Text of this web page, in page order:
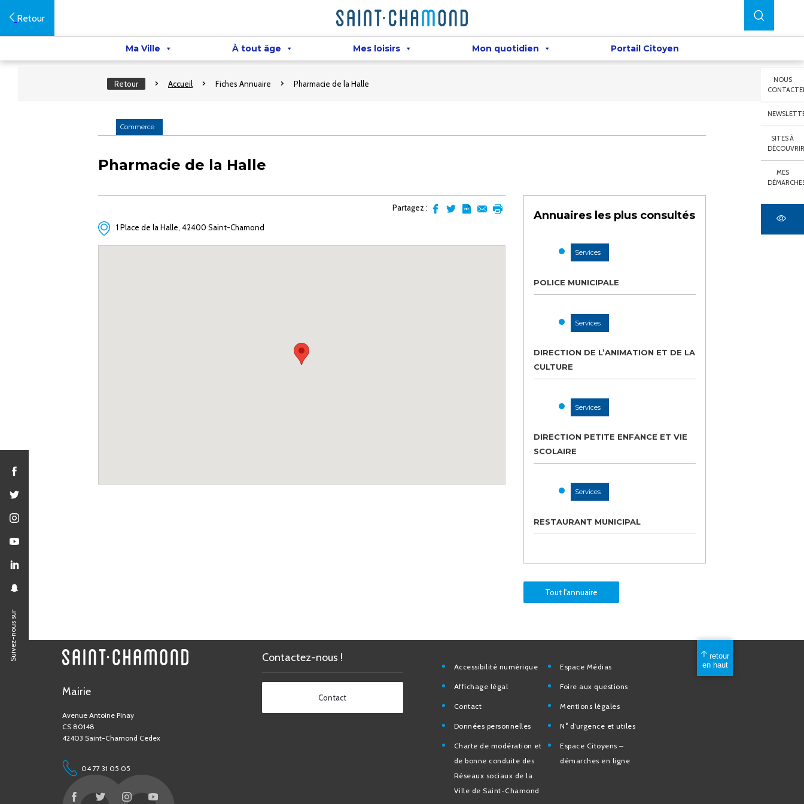
Suivez-nous sur
Retour
Ma Ville À tout âge Mes loisirs Mon quotidien Portail Citoyen
NOUS
SITES À
MES
Retour Accueil Fiches Annuaire Pharmacie de la Halle
Commerce
Pharmacie de la Halle
Partagez :
1 Place de la Halle, 42400 Saint-Chamond
Annuaires les plus consultés
Services
POLICE MUNICIPALE
Services
DIRECTION DE L’ANIMATION ET DE LA
CULTURE
Services
DIRECTION PETITE ENFANCE ET VIE
SCOLAIRE
Services
RESTAURANT MUNICIPAL
Tout l'annuaire
Mairie
Avenue Antoine Pinay
CS 80148
42403 Saint-Chamond Cedex
04 77 31 05 05
Contactez-nous !
Contact
Accessibilité numérique Espace Médias
Affichage légal Foire aux questions
Contact Mentions légales
Données personnelles N° d’urgence et utiles
Charte de modération et de
bonne conduite des
Réseaux sociaux de la Ville
de Saint-Chamond
Espace Citoyens –
démarches en ligne